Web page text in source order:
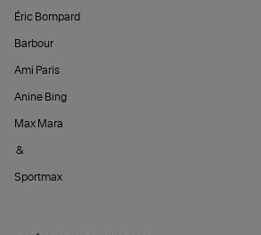
Éric Bompard
Barbour
Ami Paris
Anine Bing
Max Mara
&
Sportmax